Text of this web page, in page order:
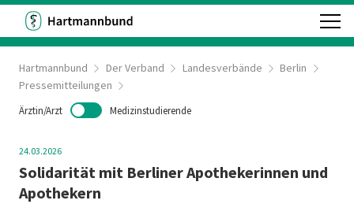
Hartmannbund Der Verband Landesverbände
Berlin
Pressemitteilungen
Ärztin/Arzt Medizinstudierende
24.03.2026
Solidarität mit Berliner Apothekerinnen und
Apothekern